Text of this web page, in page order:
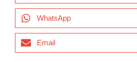
WhatsApp
Email